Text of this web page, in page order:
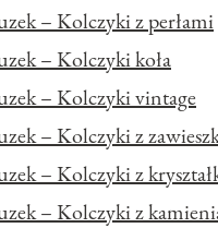
– Kolczyki z perłami
– Kolczyki koła
– Kolczyki vintage
– Kolczyki z
– Kolczyki z
– Kolczyki z